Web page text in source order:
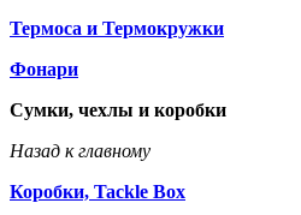
Термоса и Термокружки
Фонари
Сумки, чехлы и коробки
Назад к главному
Коробки, Tackle Box